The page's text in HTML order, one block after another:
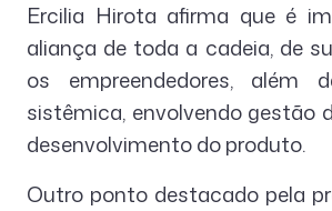
Ercilia Hirota afirma que é
aliança de toda a cadeia, de
os empreendedores, além
sistêmica, envolvendo gestão
desenvolvimento do produto.
Outro ponto destacado pela